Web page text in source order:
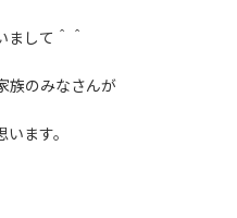
まして＾＾
族のみなさんが
ます。